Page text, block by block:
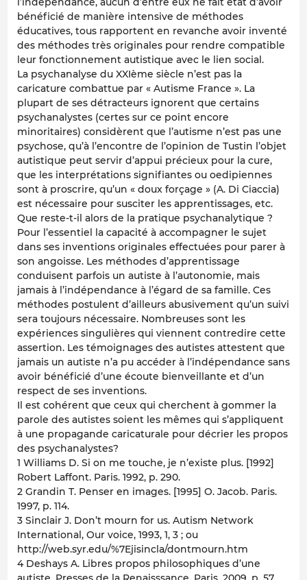
bénéficié de manière intensive de méthodes
éducatives, tous rapportent en revanche avoir inventé
des méthodes très originales pour rendre compatible
leur fonctionnement autistique avec le lien social.
La psychanalyse du XXIème siècle n’est pas la
caricature combattue par « Autisme France ». La
plupart de ses détracteurs ignorent que certains
psychanalystes (certes sur ce point encore
minoritaires) considèrent que l’autisme n’est pas une
psychose, qu’à l’encontre de l’opinion de Tustin l’objet
autistique peut servir d’appui précieux pour la cure,
que les interprétations signifiantes ou oedipiennes
sont à proscrire, qu’un « doux forçage » (A. Di Ciaccia)
est nécessaire pour susciter les apprentissages, etc.
Que reste-t-il alors de la pratique psychanalytique ?
Pour l’essentiel la capacité à accompagner le sujet
dans ses inventions originales effectuées pour parer à
son angoisse. Les méthodes d’apprentissage
conduisent parfois un autiste à l’autonomie, mais
jamais à l’indépendance à l’égard de sa famille. Ces
méthodes postulent d’ailleurs abusivement qu’un suivi
sera toujours nécessaire. Nombreuses sont les
expériences singulières qui viennent contredire cette
assertion. Les témoignages des autistes attestent que
jamais un autiste n’a pu accéder à l’indépendance sans
avoir bénéficié d’une écoute bienveillante et d’un
respect de ses inventions.
Il est cohérent que ceux qui cherchent à gommer la
parole des autistes soient les mêmes qui s’appliquent
à une propagande caricaturale pour décrier les propos
des psychanalystes?
1 Williams D. Si on me touche, je n’existe plus. [1992]
Robert Laffont. Paris. 1992, p. 290.
2 Grandin T. Penser en images. [1995] O. Jacob. Paris.
1997, p. 114.
3 Sinclair J. Don’t mourn for us. Autism Network
International, Our voice, 1993, 1, 3 ; ou
http://web.syr.edu/%7Ejisincla/dontmourn.htm
4 Deshays A. Libres propos philosophiques d’une